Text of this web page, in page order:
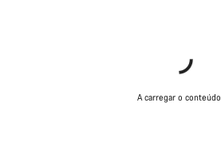
A carregar o conteúdo